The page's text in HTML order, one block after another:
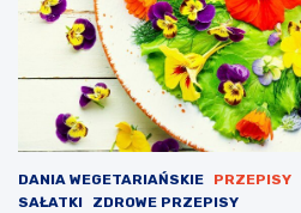
DANIA WEGETARIAŃSKIE PRZEPISY
SAŁATKI
ZDROWE PRZEPISY